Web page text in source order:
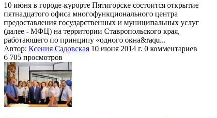
10 июня в городе-курорте Пятигорске состоится открытие
пятнадцатого офиса многофункционального центра
предоставления государственных и муниципальных услуг
(далее - МФЦ) на территории Ставропольского края,
работающего по принципу «одного окна&raqu...
Автор: Ксения Садовская 10 июня 2014 г. 0 комментариев
6 705 просмотров